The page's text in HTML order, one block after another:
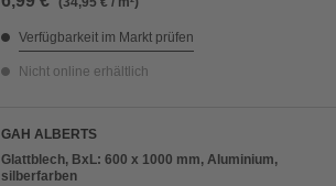
Verfügbarkeit im Markt prüfen
Nicht online erhältlich
GAH ALBERTS
Glattblech, BxL: 600 x 1000 mm, Aluminium,
silberfarben